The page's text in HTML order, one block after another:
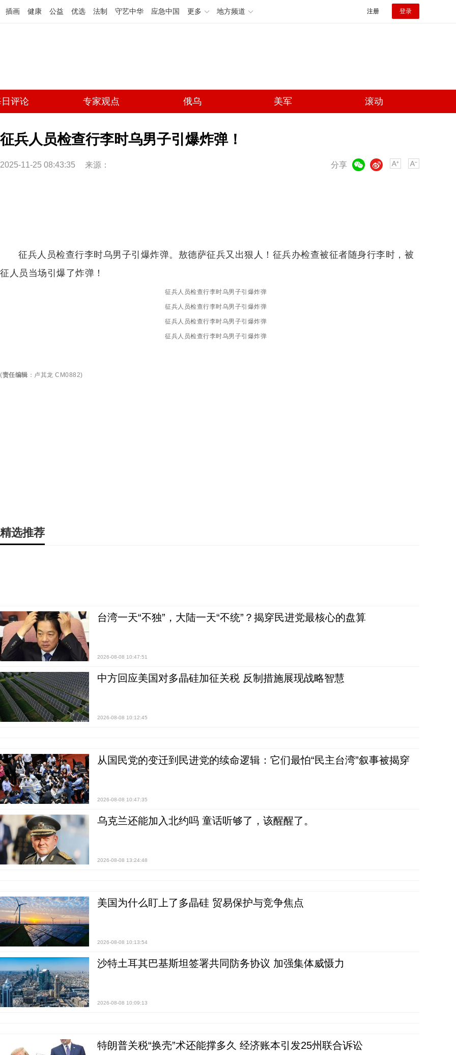
插画 健康 公益 优选 法制 守艺中华 应急中国 更多 地方频道 注册 登录
评论 专家观点 俄乌 美军 滚动
征兵人员检查行李时乌男子引爆炸弹！
2025-11-25 08:43:35 来源： 分享
微博
征兵人员检查行李时乌男子引爆炸弹。敖德萨征兵又出狠人！征兵办检查被征者随身行李时，被
征人员当场引爆了炸弹！
征兵人员检查行李时乌男子引爆炸弹
征兵人员检查行李时乌男子引爆炸弹
征兵人员检查行李时乌男子引爆炸弹
征兵人员检查行李时乌男子引爆炸弹
(责任编辑 ： 卢其龙 CM0882)
精选推荐
台湾一天“不独”，大陆一天“不统”？揭穿民进党最核心的盘算
2026-08-08 10:47:51
中方回应美国对多晶硅加征关税 反制措施展现战略智慧
2026-08-08 10:12:45
从国民党的变迁到民进党的续命逻辑：它们最怕“民主台湾”叙事被揭穿
2026-08-08 10:47:35
乌克兰还能加入北约吗 童话听够了，该醒醒了。
2026-08-08 13:24:48
美国为什么盯上了多晶硅 贸易保护与竞争焦点
2026-08-08 10:13:54
沙特土耳其巴基斯坦签署共同防务协议 加强集体威慑力
2026-08-08 10:09:13
特朗普关税“换壳”术还能撑多久 经济账本引发25州联合诉讼